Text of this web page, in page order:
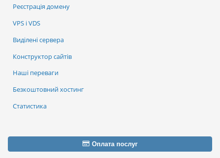
Реєстрація домену
VPS і VDS
Виділені сервера
Конструктор сайтів
Наші переваги
Безкоштовний хостинг
Статистика
Оплата послуг